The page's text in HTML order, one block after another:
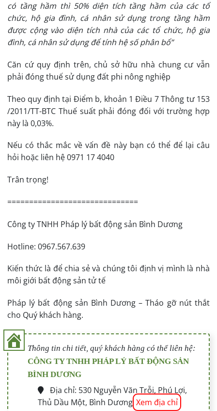
có tầng hầm thì 50% diện tích tầng hầm của các tổ
chức, hộ gia đình, cá nhân sử dụng trong tầng hầm
được cộng vào diện tích nhà của các tổ chức, hộ gia
đình, cá nhân sử dụng để tính hệ số phân bổ”
Căn cứ quy định trên, chủ sở hữu nhà chung cư vẫn
phải đóng thuế sử dụng đất phi nông nghiệp
Theo quy định tại Điểm b, khoản 1 Điều 7 Thông tư 153
/2011/TT-BTC Thuế suất phải đóng đối với trường hợp
này là 0,03%.
Nếu có thắc mắc về vấn đề này bạn có thể để lại câu
hỏi hoặc liên hệ 0971 17 4040
Trân trọng!
==============================
Công ty TNHH Pháp lý bất động sản Bình Dương
Hotline: 0967.567.639
Kiến thức là để chia sẻ và chúng tôi định vị mình là nhà
môi giới bất động sản tử tế
Pháp lý bất động sản Bình Dương – Tháo gỡ nút thắt
cho Quý khách hàng.
Thông tin chi tiết, quý khách hàng có thể liên hệ:
CÔNG TY TNHH PHÁP LÝ BẤT ĐỘNG SẢN
BÌNH DƯƠNG
Địa chỉ: 530 Nguyễn Văn Trỗi, Phú Lợi,
Thủ Dầu Một, Bình Dương Xem địa chỉ